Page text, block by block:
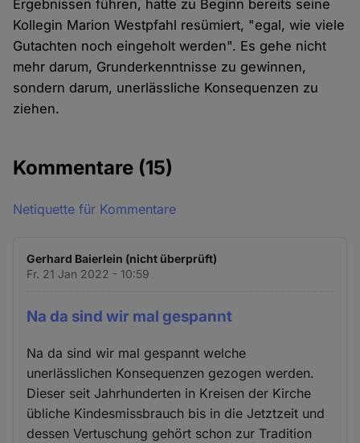
Ergebnissen führen, hatte zu Beginn bereits seine
Kollegin Marion Westpfahl resümiert, "egal, wie viele
Gutachten noch eingeholt werden". Es gehe nicht
mehr darum, Grunderkenntnisse zu gewinnen,
sondern darum, unerlässliche Konsequenzen zu
ziehen.
Kommentare (15)
Netiquette für Kommentare
Gerhard Baierlein (nicht überprüft)
Fr. 21 Jan 2022 - 10:59
Na da sind wir mal gespannt
Na da sind wir mal gespannt welche
unerlässlichen Konsequenzen gezogen werden.
Dieser seit Jahrhunderten in Kreisen der Kirche
übliche Kindesmissbrauch bis in die Jetztzeit und
dessen Vertuschung gehört schon zur Tradition